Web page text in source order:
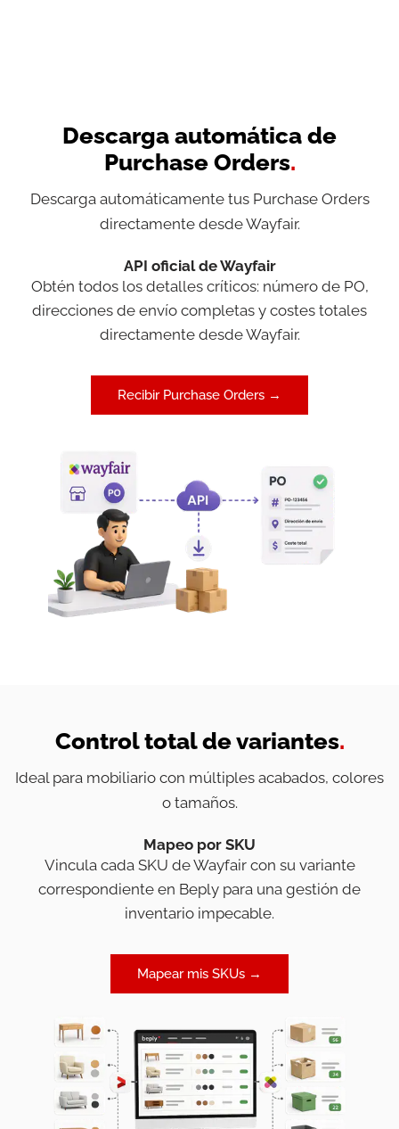
Descarga automática de
Purchase Orders.
Descarga automáticamente tus Purchase Orders
directamente desde Wayfair.
API oficial de Wayfair
Obtén todos los detalles críticos: número de PO,
direcciones de envío completas y costes totales
directamente desde Wayfair.
Recibir Purchase Orders →
Control total de variantes.
Ideal para mobiliario con múltiples acabados, colores
o tamaños.
Mapeo por SKU
Vincula cada SKU de Wayfair con su variante
correspondiente en Beply para una gestión de
inventario impecable.
Mapear mis SKUs →